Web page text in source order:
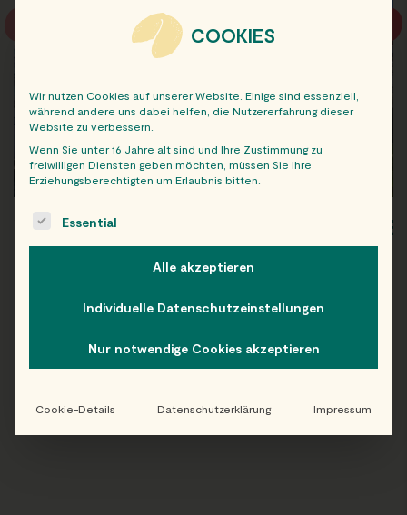
WIEN
Folge uns auf Instagram!
COOKIES
Wir nutzen Cookies auf unserer Website. Einige sind essenziell,
während andere uns dabei helfen, die Nutzererfahrung dieser
Website zu verbessern.
Wenn Sie unter 16 Jahre alt sind und Ihre Zustimmung zu
freiwilligen Diensten geben möchten, müssen Sie Ihre
Erziehungsberechtigten um Erlaubnis bitten.
The following is a list of service groups for which consent
Essential
Alle akzeptieren
Individuelle Datenschutzeinstellungen
Nur notwendige Cookies akzeptieren
Cookie-Details Datenschutzerklärung Impressum